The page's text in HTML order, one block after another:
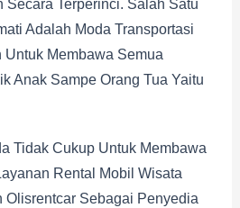
Secara Terperinci. Salah Satu
Adalah Moda Transportasi
Membawa Semua
Anak Sampe Orang Tua Yaitu
Tidak Cukup Untuk Membawa
Rental Mobil Wisata
Olisrentcar Sebagai Penyedia